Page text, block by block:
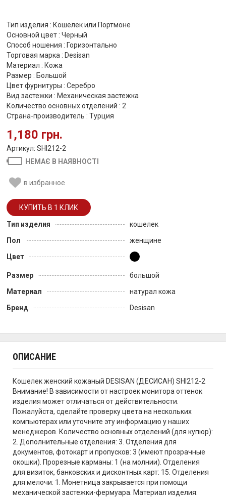
Тип изделия : Кошелек или Портмоне
Основной цвет : Черный
Способ ношения : Горизонтально
Торговая марка : Desisan
Материал : Кожа
Размер : Большой
Цвет фурнитуры : Серебро
Вид застежки : Механическая застежка
Количество основных отделений : 2
Страна-производитель : Турция
1,180 грн.
Артикул: SHI212-2
НЕМАЄ В НАЯВНОСТІ
в избранное
Тип изделия
кошелек
Пол
женщине
Цвет
Размер
большой
Материал
натурал кожа
Бренд
Desisan
ОПИСАНИЕ
Кошелек женский кожаный DESISAN (ДЕСИСАН) SHI212-2
Внимание! В зависимости от настроек монитора оттенок
изделия может отличаться от действительности.
Пожалуйста, сделайте проверку цвета на нескольких
компьютерах или уточните эту информацию у наших
менеджеров. Количество основных отделений (для купюр):
2. Дополнительные отделения: 3. Отделения для
документов, фотокарт и пропусков: 3 (имеют прозрачные
окошки). Прорезные карманы: 1 (на молнии). Отделения
для визиток, банковских и дисконтных карт: 15. Отделения
для мелочи: 1. Монетница закрывается при помощи
механической застежки-фермуара. Материал изделия: